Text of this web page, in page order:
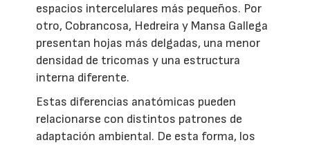
espacios intercelulares más pequeños. Por
otro, Cobrancosa, Hedreira y Mansa Gallega
presentan hojas más delgadas, una menor
densidad de tricomas y una estructura
interna diferente.
Estas diferencias anatómicas pueden
relacionarse con distintos patrones de
adaptación ambiental. De esta forma, los